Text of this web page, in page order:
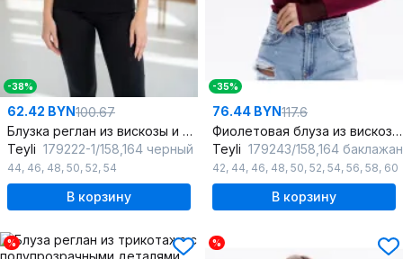
-38%
62.42 BYN100.67
Блузка реглан из вискозы и трикотажа черная для демисезона
Teyli 179222-1/158,164 черный
44, 46, 48, 50, 52, 54
В корзину
-35%
76.44 BYN117.6
Фиолетовая блуза из вискозы с полупрозрачными манжетами
Teyli 179243/158,164 баклажан
42, 44, 46, 48, 50, 52, 54, 56, 58, 60
В корзину
% %